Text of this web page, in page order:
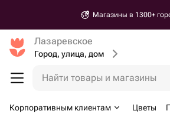
Магазины в 1300+
Лазаревское
Город, улица, дом
Найти товары и магазины
Корпоративным клиентам Цветы